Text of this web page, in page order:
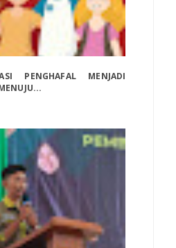
PENGHAFAL MENJADI